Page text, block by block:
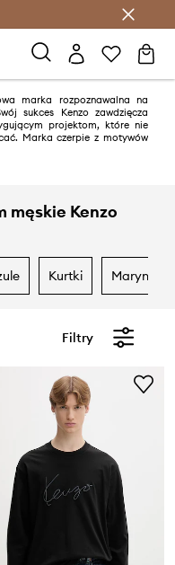
Club >
marka rozpoznawalna na
sukces Kenzo zawdzięcza
projektom, które nie
Marka czerpie z motywów
męskie Kenzo
kurtki
Filtry